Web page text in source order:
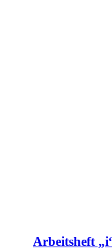
Arbeitsheft